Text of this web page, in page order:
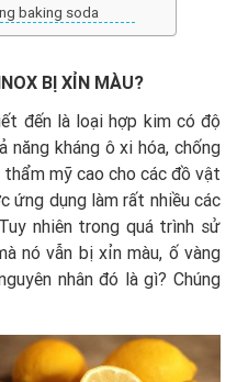
baking soda
BỊ XỈN MÀU?
đến là loại hợp kim có độ
năng kháng ô xi hóa, chống
thẩm mỹ cao cho các đồ vật
ứng dụng làm rất nhiều các
nhiên trong quá trình sử
nó vẫn bị xỉn màu, ố vàng
nhân đó là gì? Chúng